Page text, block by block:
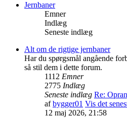
Jernbaner
Emner
Indlæg
Seneste indlæg
Alt om de rigtige jernbaner
Har du spørgsmål angående
så stil dem i dette forum.
1112 Emner
2775 Indlæg
Seneste indlæg Re:
afbygger01 Vis det
12 maj 2026, 21:58